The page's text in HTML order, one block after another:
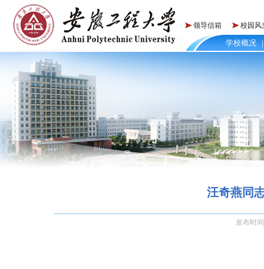
领导信箱 校园风
学校概况 |
汪奇燕同
发布时